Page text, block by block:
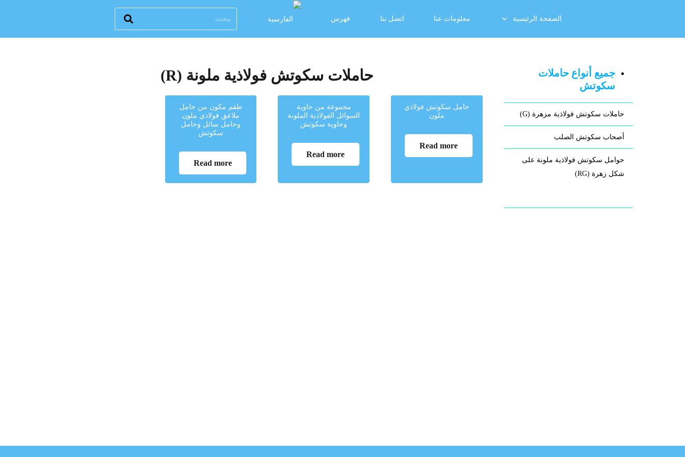
الصفحة الرئيسية معلومات عنا اتصل بنا فهرس
جميع أنواع حاملات
سكوتش
حاملات سكوتش فولاذية مزهرة (G)
أصحاب سكوتش الصلب
حوامل سكوتش فولاذية ملونة على
شكل زهرة (RG)
حاملات سكوتش فولاذية ملونة (R)
حامل سكوتش فولاذي
ملون
Read more
مجموعة من حاوية
السوائل الفولاذية الملونة
وحاوية سكوتش
Read more
طقم مكون من حامل
ملاعق فولاذي ملون
وحامل سائل وحامل
سكوتش
Read more